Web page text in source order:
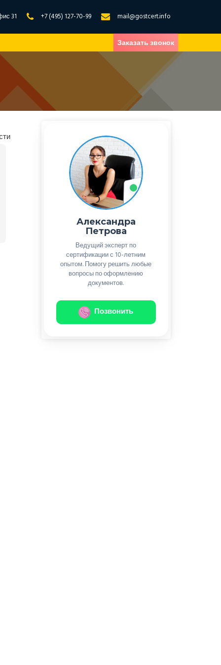
31 +7 (495) 127-70-99 mail@gostcert.info
Заказать звонок
Александра
Петрова
Ведущий эксперт по
сертификации с 10-летним
опытом. Помогу решить любые
вопросы по оформлению
документов.
Позвонить